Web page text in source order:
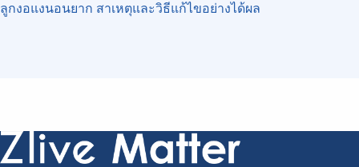
ลูกงอแงนอนยาก สาเหตุและวิธีแก้ไขอย่างได้ผล